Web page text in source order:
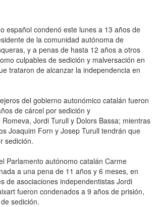
español condenó este lunes a 13 años de
de la comunidad autónoma de
y a penas de hasta 12 años a otros
culpables de sedición y malversación en
trataron de alcanzar la independencia en
del gobierno autonómico catalán fueron
de cárcel por sedición y
Jordi Turull y Dolors Bassa; mientras
Joaquim Forn y Josep Turull tendrán que
sedición.
Parlamento autónomo catalán Carme
a una pena de 11 años y 6 meses, en
de asociaciones independentistas Jordi
fueron condenados a 9 años de prisión,
sedición.